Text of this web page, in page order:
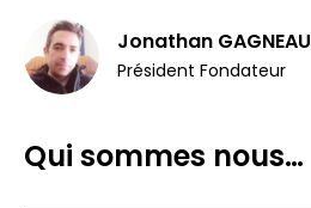
Qui sommes nous…
Jonathan GAGNEAU
Président Fondateur